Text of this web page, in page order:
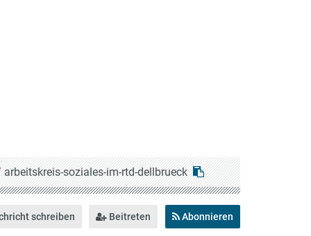
arbeitskreis-soziales-im-rtd-dellbrueck
schreiben Beitreten Abonnieren